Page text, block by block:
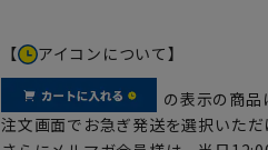
【 アイコンについて】
の表示の商品
注文画面でお急ぎ発送を選択いただ